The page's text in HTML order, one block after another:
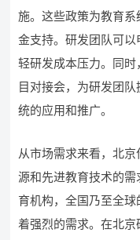
施。这些政策为教育
金支持。研发团队可
轻研发成本压力。同
目对接会，为研发团
统的应用和推广。
从市场需求来看，北
源和先进教育技术的
育机构，全国乃至全
着强烈的需求。在北